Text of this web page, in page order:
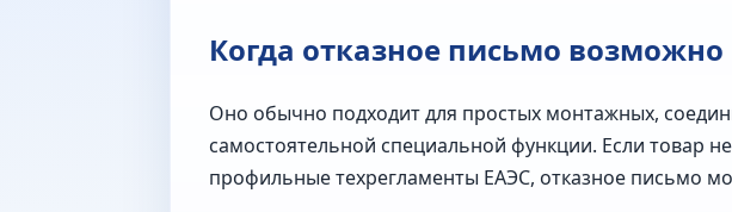
Когда отказное письмо возможно
Оно обычно подходит для простых монтажных,
самостоятельной специальной функции. Если товар
профильные техрегламенты ЕАЭС, отказное письмо